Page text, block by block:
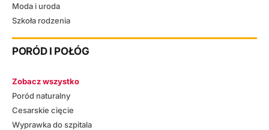
Moda i uroda
Szkoła rodzenia
PORÓD I POŁÓG
Zobacz wszystko
Poród naturalny
Cesarskie cięcie
Wyprawka do szpitala